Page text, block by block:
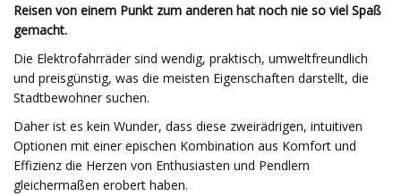
Reisen von einem Punkt zum anderen hat noch nie so viel Spaß
gemacht.
Die Elektrofahrräder sind wendig, praktisch, umweltfreundlich
und preisgünstig, was die meisten Eigenschaften darstellt, die
Stadtbewohner suchen.
Daher ist es kein Wunder, dass diese zweirädrigen, intuitiven
Optionen mit einer epischen Kombination aus Komfort und
Effizienz die Herzen von Enthusiasten und Pendlern
gleichermaßen erobert haben.